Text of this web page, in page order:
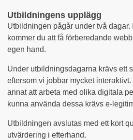
Utbildningens upplägg
Utbildningen pågår under två dagar.
kommer du att få förberedande
egen hand.
Under utbildningsdagarna krävs ett
eftersom vi jobbar mycket
annat att arbeta med olika digitala
kunna använda dessa krävs e-
Utbildningen avslutas med ett kort
utvärdering i efterhand.